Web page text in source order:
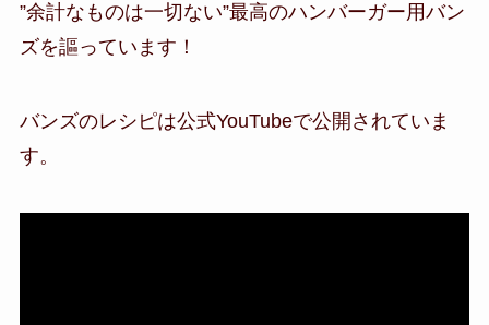
”余計なものは一切ない”最高のハンバーガー用バン
ズを謳っています！
バンズのレシピは公式YouTubeで公開されていま
す。